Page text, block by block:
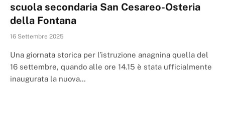
scuola secondaria San Cesareo-Osteria
della Fontana
16 Settembre 2025
Una giornata storica per l’istruzione anagnina quella del
16 settembre, quando alle ore 14.15 è stata ufficialmente
inaugurata la nuova…